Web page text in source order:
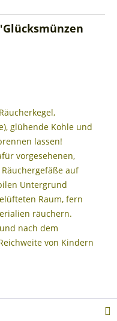
glühende Kohle und
lassen!
vorgesehenen,
auf
Untergrund
Raum, fern
räuchern.
nach dem
von Kindern